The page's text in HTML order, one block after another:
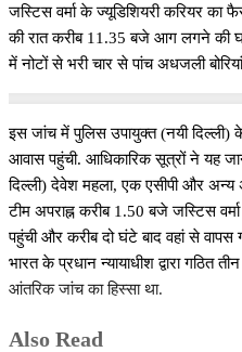
जस्टिस वर्मा के ज्यूडिशियरी करियर का
की रात करीब 11.35 बजे आग लगने की
में नोटों से भरी चार से पांच अधजली
इस जांच में पुलिस उपायुक्त (नयी
आवास पहुंची. आधिकारिक सूत्रों ने यह
दिल्ली) देवेश महला, एक एसीपी और अन्य
टीम अपराह्न करीब 1.50 बजे जस्टिस
पहुंची और करीब दो घंटे बाद वहां से वापस
भारत के प्रधान न्यायाधीश द्वारा गठित तीन
आंतरिक जांच का हिस्सा था.
Also Read